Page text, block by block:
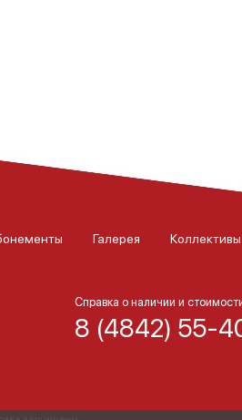
Галерея Коллективы
Справка о наличии и
8 (4842) 55-